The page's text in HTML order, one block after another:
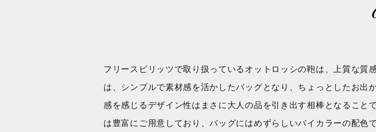
フリースピリッツで取り扱っているオットロッシの鞄は、上質な
は、シンプルで素材感を活かしたバッグとなり、ちょっとしたお
感を感じるデザイン性はまさに大人の品を引き出す相棒となるこ
は豊富にご用意しており、バッグにはめずらしいバイカラーの配